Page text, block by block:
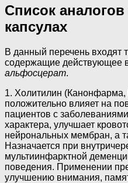
Список
капсулах
В данный перечень входят
содержащие действующее
альфосцерат.
1. Холитилин
положительно влияет на
пациентов с
характера, улучшает
нейрональных мембран, а
Назначается при
мультиинфарктной
поведения. Применении
улучшению внимания,